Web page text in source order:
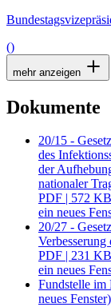
()
mehr anzeigen
Dokumente
20/15 -
des
der
nationaler
PDF | 572
ein neues
20/27 -
PDF | 231
ein neues
Fundstelle im
neues Fenster)